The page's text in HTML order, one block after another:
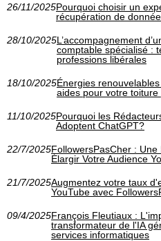
26/11/2025Pourquoi choisir un
récupération de
28/10/2025L’accompagnement
comptable spécialisé :
professions libérales
18/10/2025Énergies
aides pour votre
11/10/2025Pourquoi les
Adoptent ChatGPT?
22/7/2025FollowersPasCher :
Élargir Votre Audience
21/7/2025Augmentez votre taux
YouTube avec
09/4/2025François Fleutiaux :
transformateur de l'IA
services informatiques